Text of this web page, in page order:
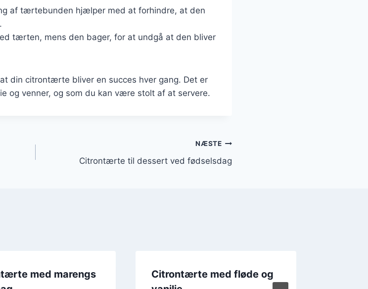
af tærtebunden hjælper med at forhindre, at den
tærten, mens den bager, for at undgå at den bliver
din citrontærte bliver en succes hver gang. Det er
og venner, og som du kan være stolt af at servere.
NÆSTE
Citrontærte til dessert ved fødselsdag
med marengs
Citrontærte med fløde og